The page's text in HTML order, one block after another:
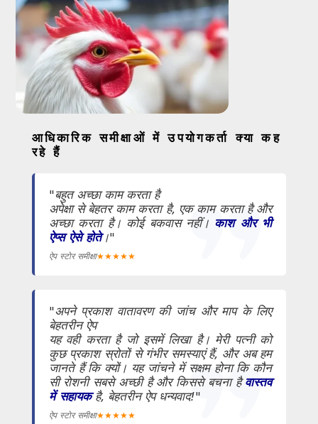
आधिकारिक समीक्षाओं में उपयोगकर्ता क्या कह
रहे हैं
"बहुत अच्छा काम करता है
अपेक्षा से बेहतर काम करता है, एक काम करता है और
अच्छा करता है। कोई बकवास नहीं। काश और भी
ऐप्स ऐसे होते।"
ऐप स्टोर समीक्षा★★★★★
"अपने प्रकाश वातावरण की जांच और माप के लिए
बेहतरीन ऐप
यह वही करता है जो इसमें लिखा है। मेरी पत्नी को
कुछ प्रकाश स्रोतों से गंभीर समस्याएं हैं, और अब हम
जानते हैं कि क्यों। यह जांचने में सक्षम होना कि कौन
सी रोशनी सबसे अच्छी है और किससे बचना हैवास्तव
में सहायकहै, बेहतरीन ऐप धन्यवाद!"
ऐप स्टोर समीक्षा★★★★★